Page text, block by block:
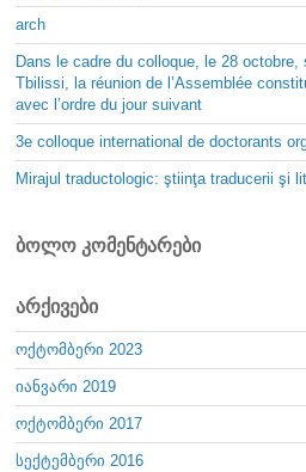
arch
Dans le cadre du colloque, le 28 octobre,
Tbilissi, la réunion de l’Assemblée
avec l’ordre du jour suivant
3e colloque international de doctorants
Mirajul traductologic: ştiinţa traducerii şi
ბოლო კომენტარები
არქივები
ოქტომბერი 2023
იანვარი 2019
ოქტომბერი 2017
სექტემბერი 2016